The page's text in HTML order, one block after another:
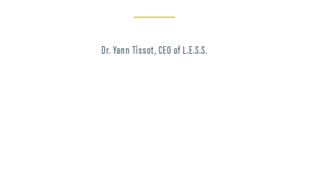
Dr. Yann Tissot, CEO of L.E.S.S.